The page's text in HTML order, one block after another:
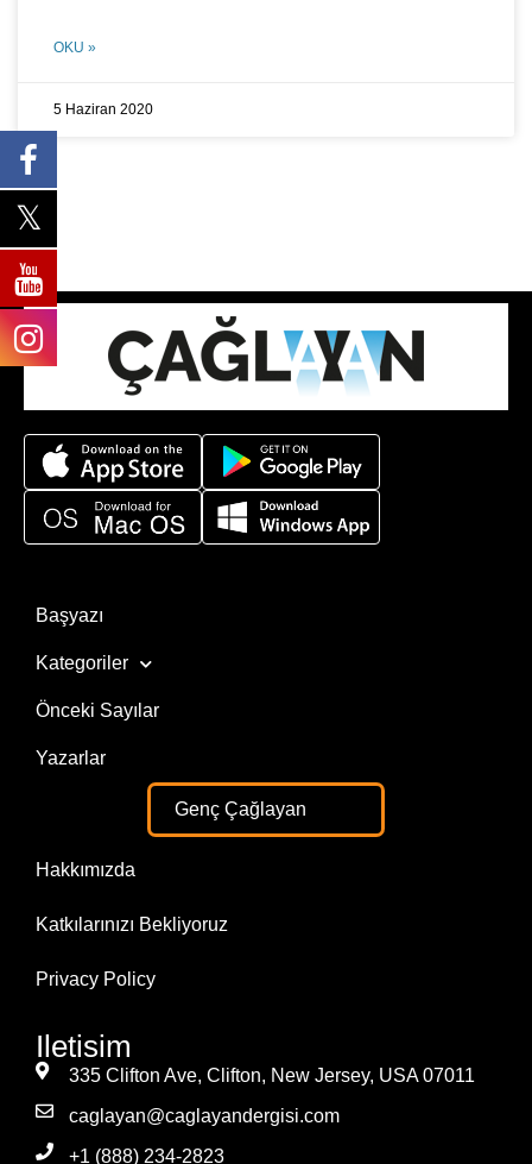
OKU »
5 Haziran 2020
Başyazı
Kategoriler
Önceki Sayılar
Yazarlar
Genç Çağlayan
Hakkımızda
Katkılarınızı Bekliyoruz
Privacy Policy
Iletisim
335 Clifton Ave, Clifton, New Jersey, USA 07011
caglayan@caglayandergisi.com
+1 (888) 234-2823